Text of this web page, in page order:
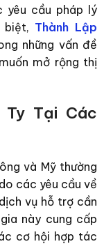
yêu cầu pháp lý
Thành Lập
những vấn đề
mở rộng thị
Ty Tại Các
và Mỹ thường
các yêu cầu về
vụ hỗ trợ cần
này cung cấp
cơ hội hợp tác